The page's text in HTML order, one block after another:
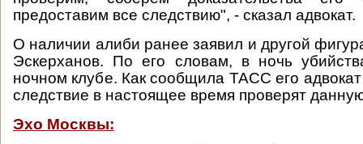
предоставим все следствию", - сказал адвокат.
О наличии алиби ранее заявил и другой
Эскерханов. По его словам, в ночь
ночном клубе. Как сообщила ТАСС его
следствие в настоящее время проверят
Эхо Москвы: